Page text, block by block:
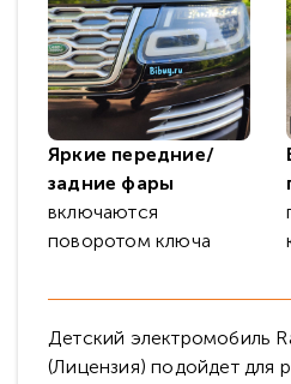
Яркие передние/
задние фары
включаются
поворотом ключа
Детский электромобиль
(Лицензия) подойдет для